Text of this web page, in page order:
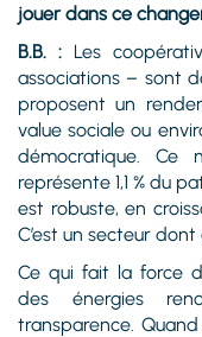
jouer dans ce
B.B. : Les
associations – sont
proposent un
value sociale ou
démocratique.
représente 1,1 % du
est robuste, en
C’est un secteur
Ce qui fait la force
des énergies
transparence.